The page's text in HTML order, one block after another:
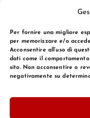
Per fornire una migliore
per memorizzare e/o
Acconsentire all’uso di
dati come il
sito. Non acconsentire o
negativamente su